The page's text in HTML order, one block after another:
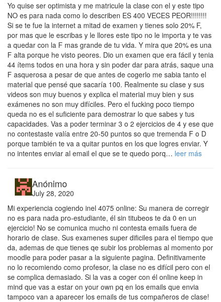
Yo quise ser optimista y me matricule la clase con el y este tipo
NO es para nada como lo describen ES 400 VECES PEOR!!!!!!!!
Si se te fue la internet a mitad de examen y tienes solo 20% F,
por mas que le escribas y le llores este tipo no le importa y te vas
a quedar con la F mas grande de tu vida. Y mira que 20% es una
F alta porque he visto peores. Dio un examen que era fácil y tenia
44 ítems todos en una hora y sin poder dar para atrás, saque una
F asquerosa a pesar de que antes de cogerlo me sabia tanto el
material que pensé que sacaría 100. Realmente su clase y sus
videos son muy buenos y explica el material muy bien y sus
exámenes no son muy difíciles. Pero el fucking poco tiempo
queda no es el suficiente para demostrar lo que sabes y tus
capacidades. Vas a poder terminar 3 o 2 ejercicios de 4 y ese que
no contestaste valía entre 20-50 puntos so que tremenda F o D
porque también te va a quitar puntos en los que logres enviar. Y
no intentes enviar al email el que se te quedo porq… leer más
Anónimo
July 28, 2020
Mi experiencia cogiendo inel 4075 online: Su manera de corregir
no es para nada pro-estudiante, él sin titubeos te da 0 en un
ejercicio! No se comunica mucho ni contesta emails fuera de
horario de clase. Sus examenes super dificiles para el tiempo que
da, ademas de que tienes qe subir los problemas al momento por
moodle para poder pasar a la siguiente pagina. Definitivamente
no lo recomiendo como profesor, la clase no es difícil pero con el
se complica demasiado. Si la vas a coger con él online keep in
mind que vas a estar on your own pq en los emails que envia
tampoco van a aparecer los emails de tus compañeros de clase!